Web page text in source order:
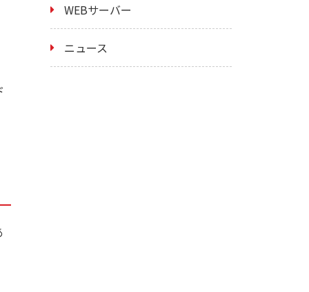
WEBサーバー
ニュース